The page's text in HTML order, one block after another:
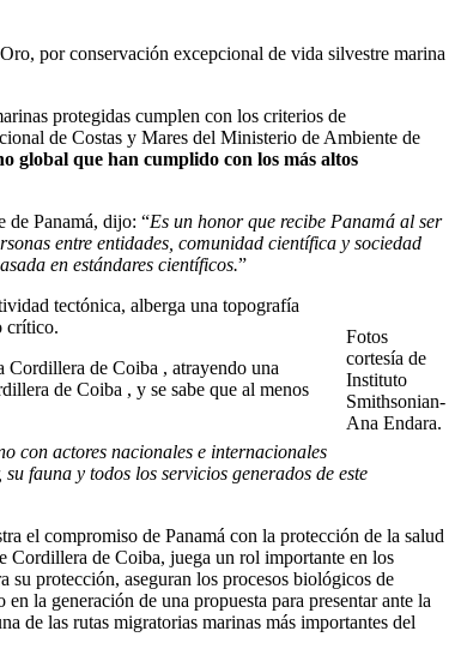
por conservación excepcional de vida silvestre marina
protegidas cumplen con los criterios de
de Costas y Mares del Ministerio de Ambiente de
global que han cumplido con los más altos
de Panamá, dijo: “Es un honor que recibe Panamá al ser
entre entidades, comunidad científica y sociedad
en estándares científicos.”
Fotos
cortesía de
Instituto
Smithsonian-
Ana Endara.
tectónica, alberga una topografía
crítico.
de Coiba , atrayendo una
de Coiba , y se sabe que al menos
con actores nacionales e internacionales
fauna y todos los servicios generados de este
el compromiso de Panamá con la protección de la salud
de Coiba, juega un rol importante en los
su protección, aseguran los procesos biológicos de
la generación de una propuesta para presentar ante la
de las rutas migratorias marinas más importantes del